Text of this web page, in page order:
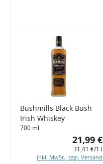
Bushmills Black Bush
Irish Whiskey
700 ml
21,99 €
31,41 €/1 l
inkl. MwSt., zzgl. Versand